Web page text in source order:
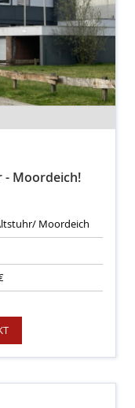
- Moordeich!
Moordeich